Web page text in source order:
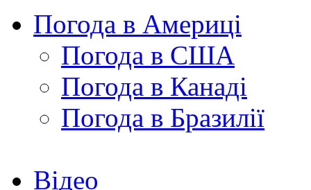
Погода в Америці
Погода в США
Погода в Канаді
Погода в Бразилії
Відео